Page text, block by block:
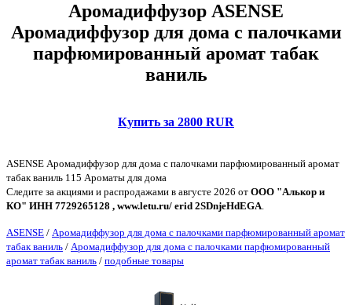
Аромадиффузор ASENSE
Аромадиффузор для дома с палочками
парфюмированный аромат табак
ваниль
Купить за 2800 RUR
ASENSE Аромадиффузор для дома с палочками парфюмированный аромат
табак ваниль 115 Ароматы для дома
Следите за акциями и распродажами в августе 2026 от ООО "Алькор и
КО" ИНН 7729265128 , www.letu.ru/ erid 2SDnjeHdEGA.
ASENSE / Аромадиффузор для дома с палочками парфюмированный аромат
табак ваниль / Аромадиффузор для дома с палочками парфюмированный
аромат табак ваниль / подобные товары